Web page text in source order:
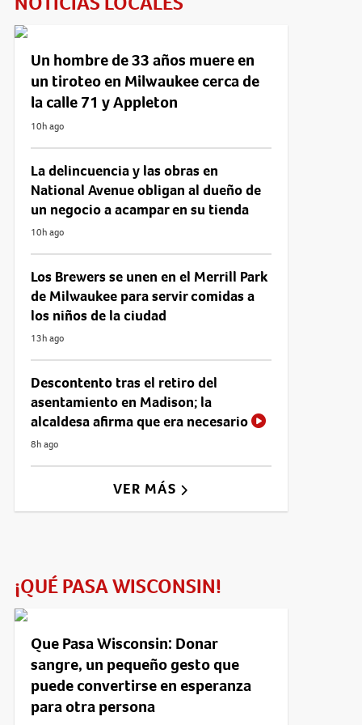
Un hombre de 33 años muere en
un tiroteo en Milwaukee cerca de
la calle 71 y Appleton
10h ago
La delincuencia y las obras en
National Avenue obligan al dueño de
un negocio a acampar en su tienda
10h ago
Los Brewers se unen en el Merrill Park
de Milwaukee para servir comidas a
los niños de la ciudad
13h ago
Descontento tras el retiro del
asentamiento en Madison; la
alcaldesa afirma que era necesario
8h ago
VER MÁS
¡QUÉ PASA WISCONSIN!
Que Pasa Wisconsin: Donar
sangre, un pequeño gesto que
puede convertirse en esperanza
para otra persona